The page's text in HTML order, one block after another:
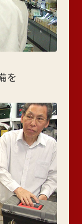
を